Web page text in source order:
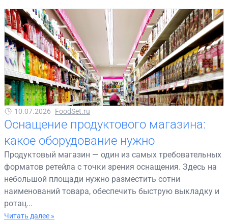
10.07.2026 FoodSet.ru
Оснащение продуктового магазина:
какое оборудование нужно
Продуктовый магазин — один из самых требовательных
форматов ретейла с точки зрения оснащения. Здесь на
небольшой площади нужно разместить сотни
наименований товара, обеспечить быструю выкладку и
ротац...
Читать далее »